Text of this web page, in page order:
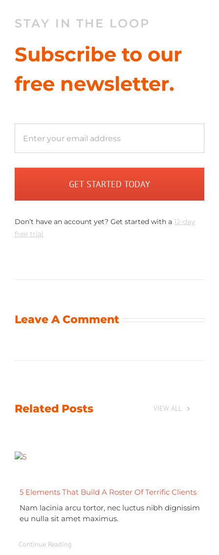
STAY IN THE LOOP
Subscribe to our
free newsletter.
GET STARTED TODAY
Don’t have an account yet? Get started with a 12-day
free trial
Leave A Comment
Related Posts VIEW ALL
5 Elements That Build A Roster Of Terrific Clients
Nam lacinia arcu tortor, nec luctus nibh dignissim
eu nulla sit amet maximus.
Continue Reading